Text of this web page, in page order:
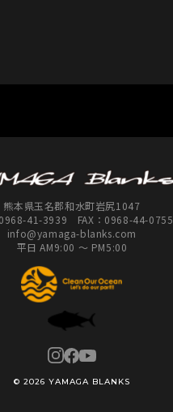
熊本県玉名郡和水町岩尻1047
0968-41-3939 FAX：0968-44-0755
info@yamaga-blanks.com
平日 AM9:00 ～ PM5:00
© 2026 YAMAGA BLANKS